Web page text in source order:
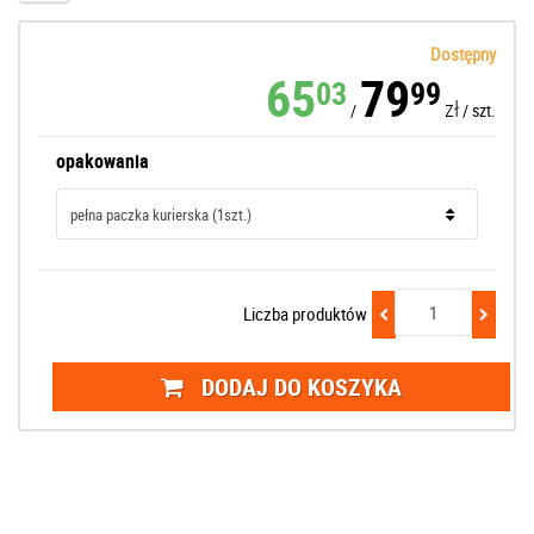
Dostępny
6503 / 7999zł/szt.
opakowania
Liczba produktów
DODAJ DO KOSZYKA